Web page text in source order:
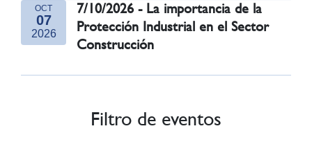
OCT
07
2026
7/10/2026 - La importancia de la
Protección Industrial en el Sector
Construcción
Filtro de eventos